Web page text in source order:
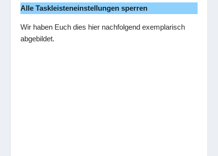
Alle Taskleisteneinstellungen sperren
Wir haben Euch dies hier nachfolgend exemplarisch
abgebildet.